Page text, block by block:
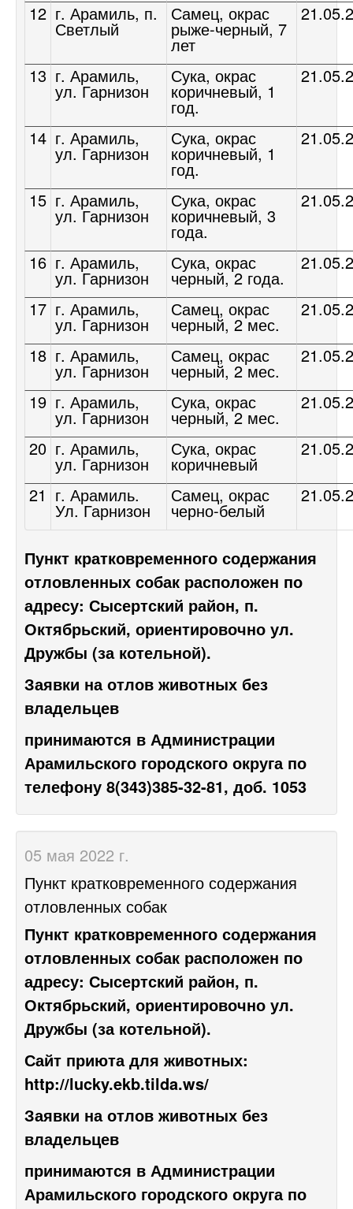
12 г. Арамиль, п.
Светлый
Самец, окрас
рыже-черный, 7
лет
13 г. Арамиль,
ул. Гарнизон
Сука, окрас
коричневый, 1
год.
14 г. Арамиль,
ул. Гарнизон
Сука, окрас
коричневый, 1
год.
15 г. Арамиль,
ул. Гарнизон
Сука, окрас
коричневый, 3
года.
16 г. Арамиль,
ул. Гарнизон
Сука, окрас
черный, 2 года.
17 г. Арамиль,
ул. Гарнизон
Самец, окрас
черный, 2 мес.
18 г. Арамиль,
ул. Гарнизон
Самец, окрас
черный, 2 мес.
19 г. Арамиль,
ул. Гарнизон
Сука, окрас
черный, 2 мес.
20 г. Арамиль,
ул. Гарнизон
Сука, окрас
коричневый
21 г. Арамиль.
Ул. Гарнизон
Самец, окрас
черно-белый
Пункт кратковременного содержания
отловленных собак расположен по
адресу: Сысертский район, п.
Октябрьский, ориентировочно ул.
Дружбы (за котельной).
Заявки на отлов животных без
владельцев
принимаются в Администрации
Арамильского городского округа по
телефону 8(343)385-32-81, доб. 1053
05 мая 2022 г.
Пункт кратковременного содержания
отловленных собак
Пункт кратковременного содержания
отловленных собак расположен по
адресу: Сысертский район, п.
Октябрьский, ориентировочно ул.
Дружбы (за котельной).
Сайт приюта для животных:
http://lucky.ekb.tilda.ws/
Заявки на отлов животных без
владельцев
принимаются в Администрации
Арамильского городского округа по